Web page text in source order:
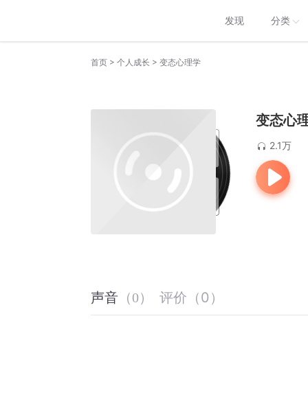
发现 分类
首页 > 个人成长 > 变态心理学
变态心
2.1万
声音 （0） 评价 （0 ）